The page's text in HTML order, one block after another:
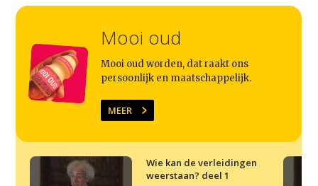
Agenda
Video
Podcast
Artikelen
Contact
Mooi oud
Mooi oud worden, dat raakt ons
persoonlijk en maatschappelijk.
MEER
Wie kan de verleidingen
weerstaan? deel 1